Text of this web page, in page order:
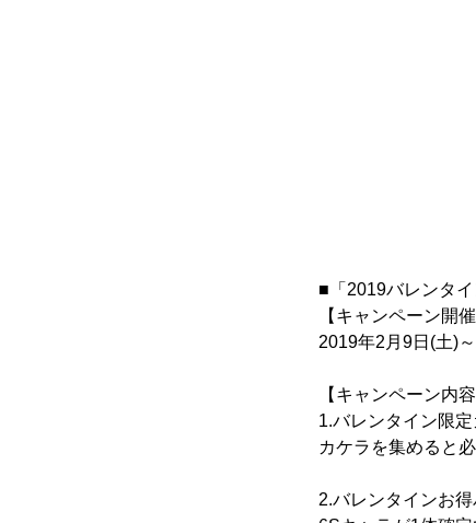
■「2019バレンタ
【キャンペーン開催
2019年2月9日(土)
【キャンペーン内容
1.バレンタイン限定
カケラを集めると
2.バレンタインお